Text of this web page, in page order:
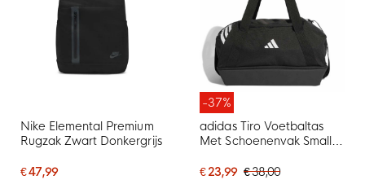
Nike Elemental Premium
Rugzak Zwart Donkergrijs
€ 47,99
-37%
adidas Tiro Voetbaltas
Met Schoenenvak Small
€ 23,99 € 38,00